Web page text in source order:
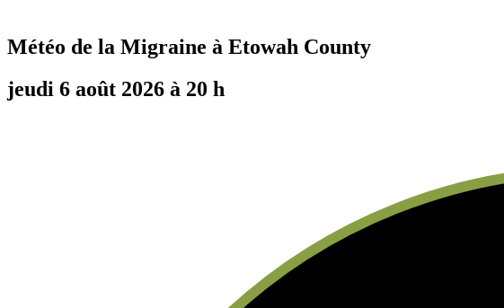
Météo de la Migraine à Etowah County
jeudi 6 août 2026 à 20 h